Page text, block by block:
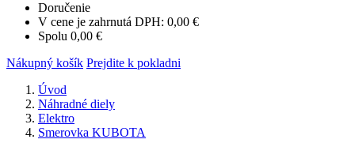
Doručenie
V cene je zahrnutá DPH: 0,00 €
Spolu 0,00 €
Nákupný košík Prejdite k pokladni
Úvod
Náhradné diely
Elektro
Smerovka KUBOTA